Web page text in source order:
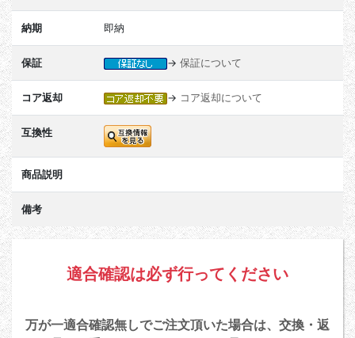
納期 即納
保証 → 保証について
コア返却 → コア返却について
互換性
商品説明
備考
適合確認は必ず行ってください
万が一適合確認無しでご注文頂いた場合は、交換・返